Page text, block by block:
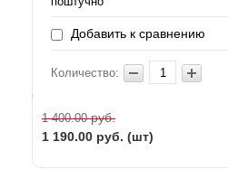
Добавить к сравнению
Количество:
1 400.00руб.
1 190.00 руб. (шт)